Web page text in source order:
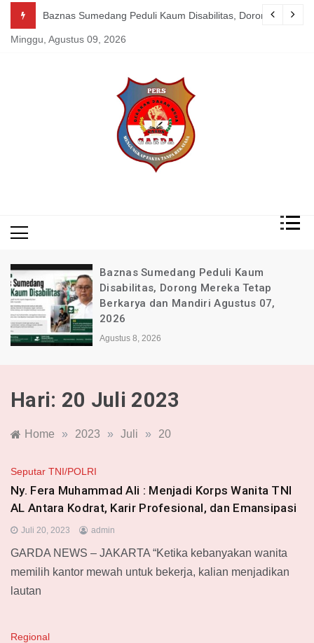
content
Bandung !!!Peduli Kaum Disabilitas, Dorong Mereka Tetap Berkarya
Kepsek SDN 329,
Minggu, Agustus 09, 2026
Baznas Sumedang Peduli Kaum
Disabilitas, Dorong Mereka Tetap
Berkarya dan Mandiri Agustus 07,
2026
Agustus 8, 2026
Hari: 20 Juli 2023
Home » 2023 » Juli » 20
Seputar TNI/POLRI
Ny. Fera Muhammad Ali : Menjadi Korps Wanita TNI
AL Antara Kodrat, Karir Profesional, dan Emansipasi
Juli 20, 2023 admin
GARDA NEWS – JAKARTA “Ketika kebanyakan wanita
memilih kantor mewah untuk bekerja, kalian menjadikan
lautan
Regional